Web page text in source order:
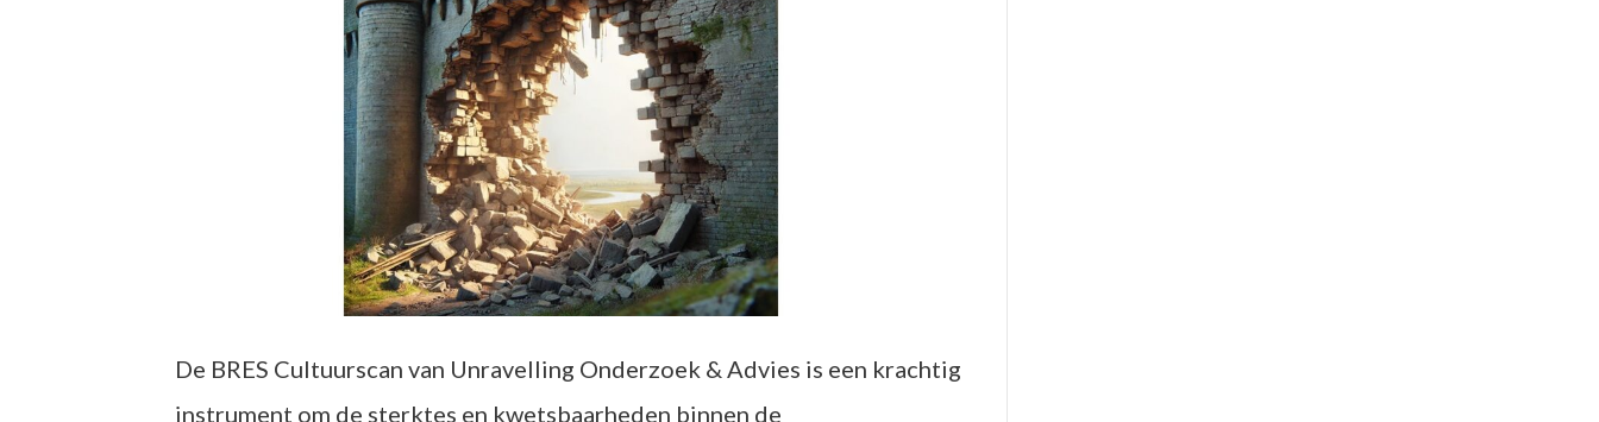
De BRES Cultuurscan van Unravelling Onderzoek & Advies is een krachtig
instrument om de sterktes en kwetsbaarheden binnen de